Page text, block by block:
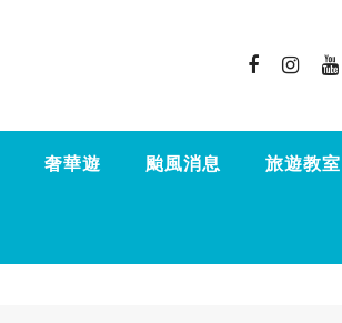
奢華遊 颱風消息 旅遊教室